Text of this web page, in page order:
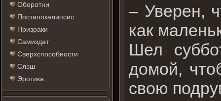
Оборотни
Постапокалипсис
Призраки
Самиздат
Сверхспособности
Слэш
Эротика
– Уверен,
как
Шел
домой,
свою